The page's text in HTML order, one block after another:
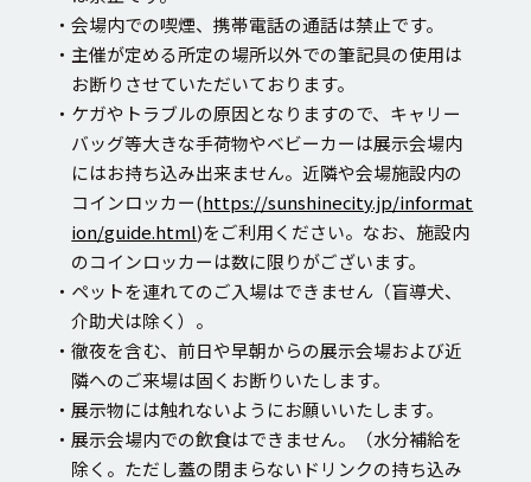
・会場内での喫煙、携帯電話の通話は禁止です。
・主催が定める所定の場所以外での筆記具の使用は
お断りさせていただいております。
・ケガやトラブルの原因となりますので、キャリー
バッグ等大きな手荷物やベビーカーは展示会場内
にはお持ち込み出来ません。近隣や会場施設内の
コインロッカー(https://sunshinecity.jp/informat
ion/guide.html)をご利用ください。なお、施設内
のコインロッカーは数に限りがございます。
・ペットを連れてのご入場はできません（盲導犬、
介助犬は除く）。
・徹夜を含む、前日や早朝からの展示会場および近
隣へのご来場は固くお断りいたします。
・展示物には触れないようにお願いいたします。
・展示会場内での飲食はできません。（水分補給を
除く。ただし蓋の閉まらないドリンクの持ち込み